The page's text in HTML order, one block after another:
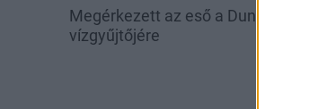
Megérkezett az eső a Duna
vízgyűjtőjére